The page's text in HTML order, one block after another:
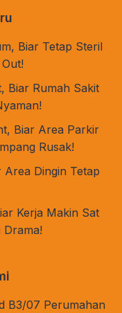
Biar Tetap Steril
Biar Rumah Sakit
Biar Area Parkir
Rusak!
Area Dingin Tetap
Kerja Makin Sat
Drama!
B3/07 Perumahan